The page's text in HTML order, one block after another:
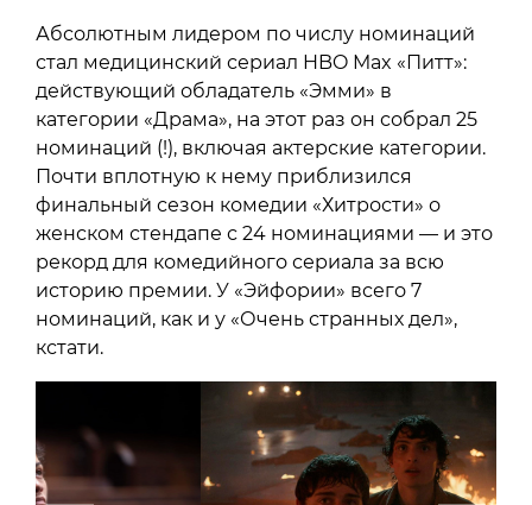
Абсолютным лидером по числу номинаций
стал медицинский сериал HBO Max «Питт»:
действующий обладатель «Эмми» в
категории «Драма», на этот раз он собрал 25
номинаций (!), включая актерские категории.
Почти вплотную к нему приблизился
финальный сезон комедии «Хитрости» о
женском стендапе с 24 номинациями — и это
рекорд для комедийного сериала за всю
историю премии. У «Эйфории» всего 7
номинаций, как и у «Очень странных дел»,
кстати.